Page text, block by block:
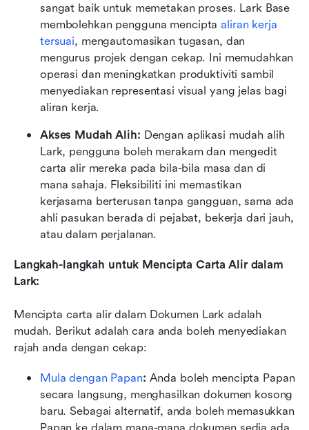
sangat baik untuk memetakan proses. Lark Base
membolehkan pengguna mencipta aliran kerja
tersuai, mengautomasikan tugasan, dan
mengurus projek dengan cekap. Ini memudahkan
operasi dan meningkatkan produktiviti sambil
menyediakan representasi visual yang jelas bagi
aliran kerja.
Akses Mudah Alih: Dengan aplikasi mudah alih
Lark, pengguna boleh merakam dan mengedit
carta alir mereka pada bila-bila masa dan di
mana sahaja. Fleksibiliti ini memastikan
kerjasama berterusan tanpa gangguan, sama ada
ahli pasukan berada di pejabat, bekerja dari jauh,
atau dalam perjalanan.
Langkah-langkah untuk Mencipta Carta Alir dalam
Lark:
Mencipta carta alir dalam Dokumen Lark adalah
mudah. Berikut adalah cara anda boleh menyediakan
rajah anda dengan cekap:
Mula dengan Papan: Anda boleh mencipta Papan
secara langsung, menghasilkan dokumen kosong
baru. Sebagai alternatif, anda boleh memasukkan